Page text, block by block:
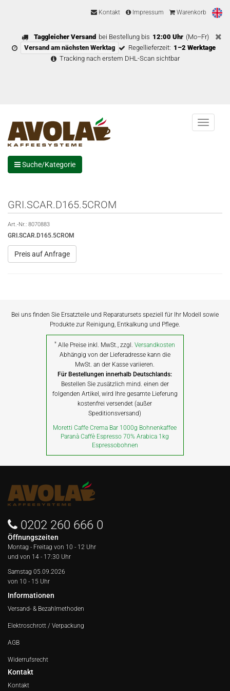
Kontakt Impressum Warenkorb
Taggleicher Versand bei Bestellung bis 12:00 Uhr (Mo–Fr)
Versand am nächsten Werktag
Regellieferzeit: 1–2 Werktage
Tracking nach erstem DHL-Scan sichtbar
Menu
Suche/Kategorie
GRI.SCAR.D165.5CROM
Art.-Nr.: 8070883
GRI.SCAR.D165.5CROM
Preis auf Anfrage
Bei uns finden Sie Ersatzteile und Reparatursets speziell für Ihr Modell sowie
Produkte zur Reinigung, Entkalkung und Pflege.
* Alle Preise inkl. MwSt., zzgl.Versandkosten
Abhängig von der Lieferadresse kann die
MwSt. an der Kasse variieren.
Für Bestellungen innerhalb Deutschlands:
Bestellen Sie zusätzlich mind. einen der
folgenden Artikel, wird Ihre gesamte Lieferung
kostenfrei versendet (außer
Speditionsversand)
Moretti Caffe Crema Bar 1000g Bohnenkaffee
Paranà Caffè Espresso 70% Arabica 1kg
Espressobohnen
0202 260 666 0
Öffnungszeiten
Montag - Freitag von 10 - 12 Uhr
und von 14 - 17:30 Uhr
Samstag 05.09.2026
von 10 - 15 Uhr
Informationen
Versand- & Bezahlmethoden
Elektroschrott / Verpackung
AGB
Widerrufsrecht
Kontakt
Kontakt